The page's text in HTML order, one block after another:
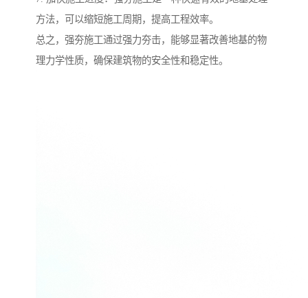
方法，可以缩短施工周期，提高工程效率。
总之，强夯施工通过强力夯击，能够显著改善地基的物
理力学性质，确保建筑物的安全性和稳定性。